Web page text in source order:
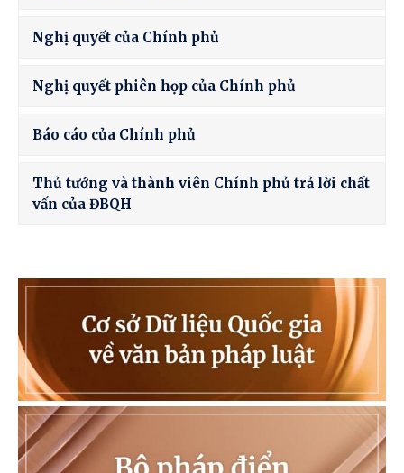
Nghị quyết của Chính phủ
Nghị quyết phiên họp của Chính phủ
Báo cáo của Chính phủ
Thủ tướng và thành viên Chính phủ trả lời chất
vấn của ĐBQH